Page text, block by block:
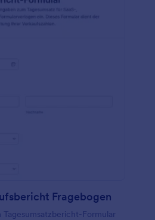
Fragebogen
Tagesumsatzbericht-Formular